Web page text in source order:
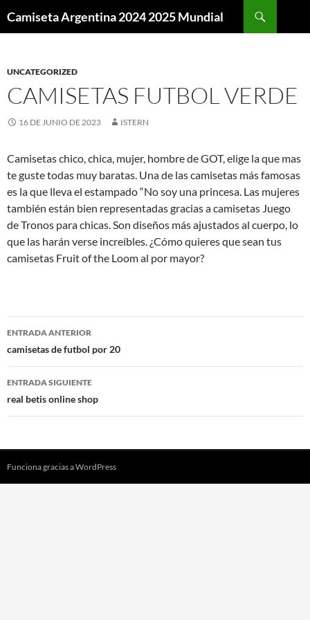
Camiseta Argentina 2024 2025 Mundial
UNCATEGORIZED
CAMISETAS FUTBOL VERDE
16 DE JUNIO DE 2023 ISTERN
Camisetas chico, chica, mujer, hombre de GOT, elige la que mas
te guste todas muy baratas. Una de las camisetas más famosas
es la que lleva el estampado “No soy una princesa. Las mujeres
también están bien representadas gracias a camisetas Juego
de Tronos para chicas. Son diseños más ajustados al cuerpo, lo
que las harán verse increíbles. ¿Cómo quieres que sean tus
camisetas Fruit of the Loom al por mayor?
Navegación
de
entradas
ENTRADA ANTERIOR
camisetas de futbol por 20
ENTRADA SIGUIENTE
real betis online shop
Funciona gracias a WordPress